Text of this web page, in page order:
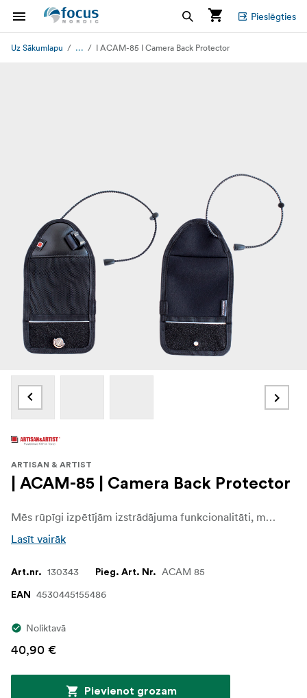
Pieslēgties
Uz Sākumlapu ... I ACAM-85 I Camera Back Protector
ARTISAN & ARTIST
| ACAM-85 | Camera Back Protector
Mēs rūpīgi izpētījām izstrādājuma funkcionalitāti, materiālus un struktūru, jo mūs motivēja liela aizraušanās ar fotoaparātiem un fotogrāfiju. Mēs izstrādājām konstrukciju, kas aptver tikai kameras apakšējo daļu, aizmugurējo monitoru, meklētāju un karsto batu, netraucējot tās konstrukcijai, tādējādi padarot to saderīgu ar vairākiem kameru modeļiem.
Lasīt vairāk
Art.nr. 130343 Pieg. Art. Nr. ACAM 85
EAN 4530445155486
Noliktavā
40,90 €
Pievienot grozam